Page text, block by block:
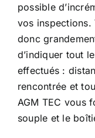
possible
vos inspections.
donc
d’indiquer tout
effectués :
rencontrée et
AGM TEC vous
souple et le